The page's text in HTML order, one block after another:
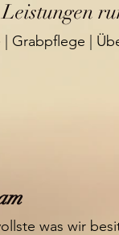
| Grabpflege |
was wir